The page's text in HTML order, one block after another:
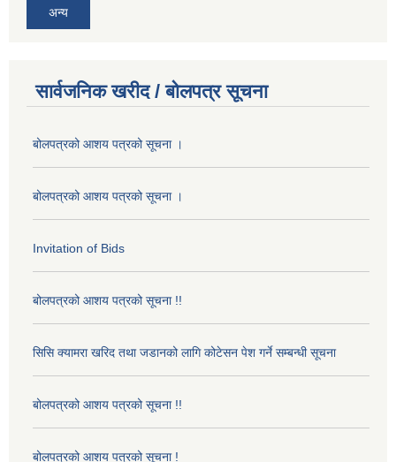
अन्य
सार्वजनिक खरीद / बोलपत्र सूचना
बोलपत्रको आशय पत्रको सूचना ।
बोलपत्रको आशय पत्रको सूचना ।
Invitation of Bids
बोलपत्रको आशय पत्रको सूचना !!
सिसि क्यामरा खरिद तथा जडानको लागि कोटेसन पेश गर्ने सम्बन्धी सूचना
बोलपत्रको आशय पत्रको सूचना !!
बोलपत्रको आशय पत्रको सूचना !